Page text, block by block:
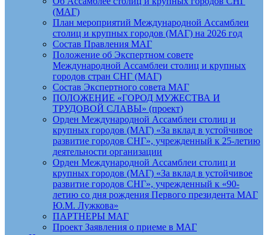
(МАГ)
План мероприятий Международной Ассамблеи
столиц и крупных городов (МАГ) на 2026 год
Состав Правления МАГ
Положение об Экспертном совете
Международной Ассамблеи столиц и крупных
городов стран СНГ (МАГ)
Состав Экспертного совета МАГ
ПОЛОЖЕНИЕ «ГОРОД МУЖЕСТВА И
ТРУДОВОЙ СЛАВЫ» (проект)
Орден Международной Ассамблеи столиц и
крупных городов (МАГ) «За вклад в устойчивое
развитие городов СНГ», учрежденный к 25-летию
деятельности организации
Орден Международной Ассамблеи столиц и
крупных городов (МАГ) «За вклад в устойчивое
развитие городов СНГ», учрежденный к «90-
летию со дня рождения Первого президента МАГ
Ю.М. Лужкова»
ПАРТНЕРЫ МАГ
Проект Заявления о приеме в МАГ